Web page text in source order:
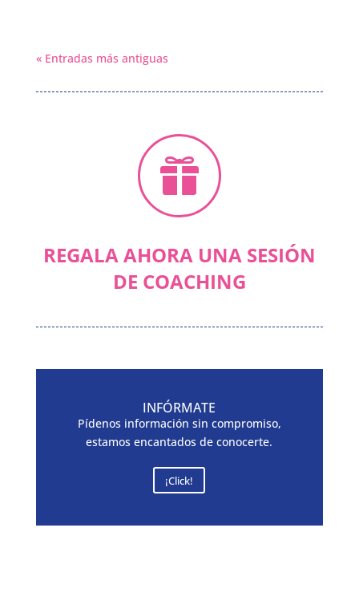
« Entradas más antiguas

REGALA AHORA UNA SESIÓN
DE COACHING
INFÓRMATE
Pídenos información sin compromiso,
estamos encantados de conocerte.
¡Click!